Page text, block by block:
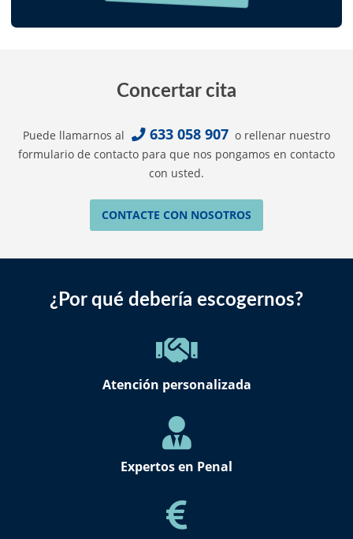
Concertar cita
Puede llamarnos al 633 058 907 o rellenar nuestro
formulario de contacto para que nos pongamos en contacto
con usted.
CONTACTE CON NOSOTROS
¿Por qué debería escogernos?
Atención personalizada
Expertos en Penal